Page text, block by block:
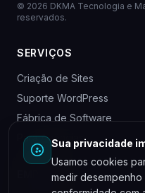
© 2026 DKMA Tecnologia e
reservados.
SERVIÇOS
Criação de Sites
Suporte WordPress
Fábrica de Software
Para Agências
EMPRESA
Sua privacidade
Usamos cookies
medir desempenho